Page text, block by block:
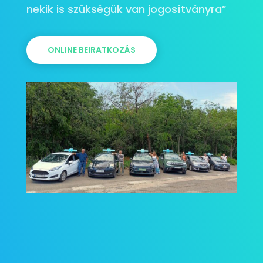
nekik is szükségük van jogosítványra”
ONLINE BEIRATKOZÁS